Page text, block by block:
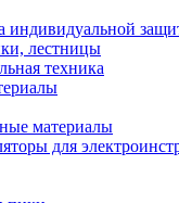
индивидуальной
лестницы
техника
материалы
для